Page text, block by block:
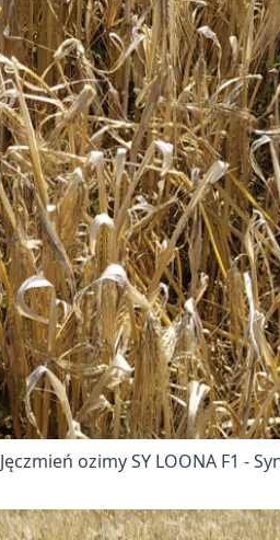
Jęczmień ozimy SY LOONA F1 -